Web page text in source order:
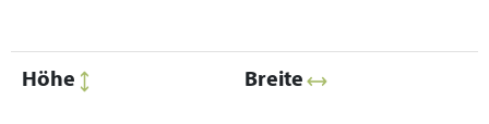
Höhe Breite